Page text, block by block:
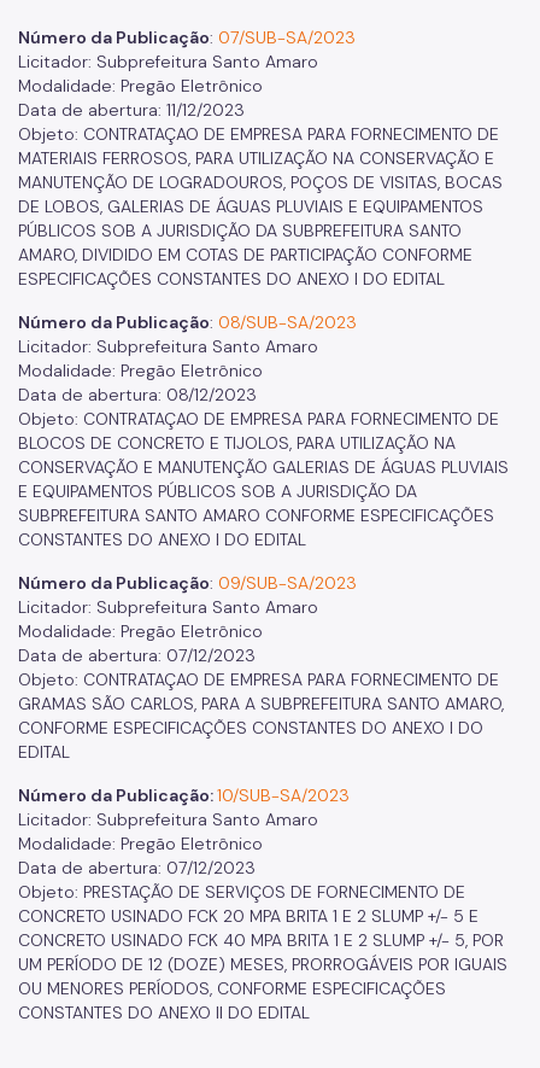
Número da Publicação: 07/SUB-SA/2023
Licitador: Subprefeitura Santo Amaro
Modalidade: Pregão Eletrônico
Data de abertura: 11/12/2023
Objeto: CONTRATAÇAO DE EMPRESA PARA FORNECIMENTO DE
MATERIAIS FERROSOS, PARA UTILIZAÇÃO NA CONSERVAÇÃO E
MANUTENÇÃO DE LOGRADOUROS, POÇOS DE VISITAS, BOCAS
DE LOBOS, GALERIAS DE ÁGUAS PLUVIAIS E EQUIPAMENTOS
PÚBLICOS SOB A JURISDIÇÃO DA SUBPREFEITURA SANTO
AMARO, DIVIDIDO EM COTAS DE PARTICIPAÇÃO CONFORME
ESPECIFICAÇÕES CONSTANTES DO ANEXO I DO EDITAL
Número da Publicação: 08/SUB-SA/2023
Licitador: Subprefeitura Santo Amaro
Modalidade: Pregão Eletrônico
Data de abertura: 08/12/2023
Objeto: CONTRATAÇAO DE EMPRESA PARA FORNECIMENTO DE
BLOCOS DE CONCRETO E TIJOLOS, PARA UTILIZAÇÃO NA
CONSERVAÇÃO E MANUTENÇÃO GALERIAS DE ÁGUAS PLUVIAIS
E EQUIPAMENTOS PÚBLICOS SOB A JURISDIÇÃO DA
SUBPREFEITURA SANTO AMARO CONFORME ESPECIFICAÇÕES
CONSTANTES DO ANEXO I DO EDITAL
Número da Publicação: 09/SUB-SA/2023
Licitador: Subprefeitura Santo Amaro
Modalidade: Pregão Eletrônico
Data de abertura: 07/12/2023
Objeto: CONTRATAÇAO DE EMPRESA PARA FORNECIMENTO DE
GRAMAS SÃO CARLOS, PARA A SUBPREFEITURA SANTO AMARO,
CONFORME ESPECIFICAÇÕES CONSTANTES DO ANEXO I DO
EDITAL
Número da Publicação:10/SUB-SA/2023
Licitador: Subprefeitura Santo Amaro
Modalidade: Pregão Eletrônico
Data de abertura: 07/12/2023
Objeto: PRESTAÇÃO DE SERVIÇOS DE FORNECIMENTO DE
CONCRETO USINADO FCK 20 MPA BRITA 1 E 2 SLUMP +/- 5 E
CONCRETO USINADO FCK 40 MPA BRITA 1 E 2 SLUMP +/- 5, POR
UM PERÍODO DE 12 (DOZE) MESES, PRORROGÁVEIS POR IGUAIS
OU MENORES PERÍODOS, CONFORME ESPECIFICAÇÕES
CONSTANTES DO ANEXO II DO EDITAL